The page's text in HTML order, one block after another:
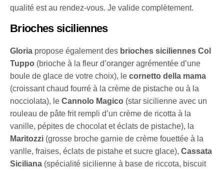
qualité est au rendez-vous. Je valide complètement.
Brioches siciliennes
Gloria propose également des brioches siciliennes Col
Tuppo (brioche à la fleur d’oranger agrémentée d’une
boule de glace de votre choix), lecornetto della mama
(croissant chaud fourré à la crème de pistache ou à la
nocciolata), leCannolo Magico (star sicilienne avec un
rouleau de pâte frit rempli d’un crème de ricotta à la
vanille, pépites de chocolat et éclats de pistache), la
Maritozzi (grosse broche garnie de crème fouettée à la
vanlle, fraises, éclats de pistahe et sucre glace),Cassata
Siciliana (spécialité sicilienne à base de riccota, biscuit